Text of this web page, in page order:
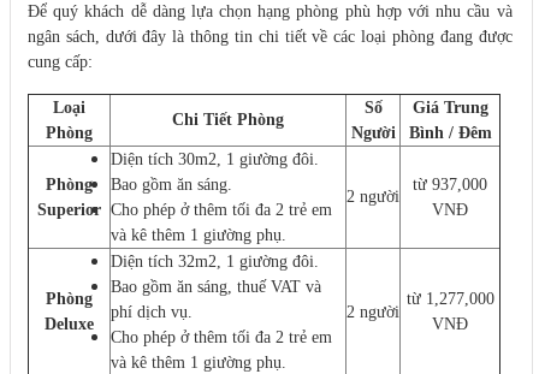
Để quý khách dễ dàng lựa chọn hạng phòng phù hợp với nhu cầu và
ngân sách, dưới đây là thông tin chi tiết về các loại phòng đang được
cung cấp:
Loại
Phòng
Chi Tiết Phòng
Số
Người
Giá Trung
Bình / Đêm
Phòng
Superior
Diện tích 30m2, 1 giường đôi.
Bao gồm ăn sáng.
Cho phép ở thêm tối đa 2 trẻ em
và kê thêm 1 giường phụ.
2 người
từ 937,000
VNĐ
Phòng
Deluxe
Diện tích 32m2, 1 giường đôi.
Bao gồm ăn sáng, thuế VAT và
phí dịch vụ.
Cho phép ở thêm tối đa 2 trẻ em
và kê thêm 1 giường phụ.
2 người
từ 1,277,000
VNĐ